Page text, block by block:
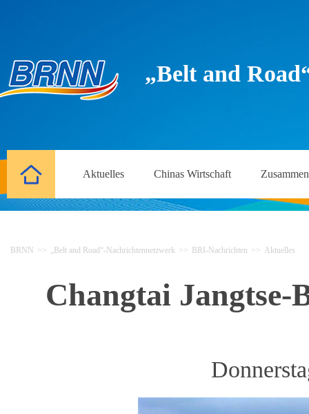
„Belt and
Aktuelles Chinas Wirtschaft
BRNN >> „Belt and Road“-Nachrichtennetzwerk >> BRI-Nachrichten >> Aktuelles
Changtai